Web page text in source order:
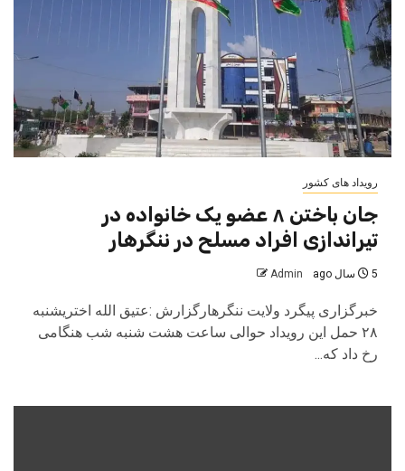
رویداد های کشور
جان باختن ۸ عضو یک خانواده در
تیراندازی افراد مسلح در ننگرهار
5 سال ago Admin
خبرگزاری پیگرد ولایت ننگرهارگزارش :عتیق الله اختریشنبه
۲۸ حمل این رویداد حوالی ساعت هشت شنبه شب هنگامی
رخ داد که...